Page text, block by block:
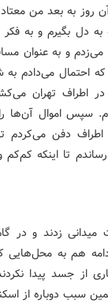
روز به بعد من
دل بگیرم و به
می‌زدم و به عنوان
احتمال می‌دادم
اطراف تهران
سپس اموال
دفن می‌کردم
مدت ۲۶‌زن را به قتل رساندم
میدانی زدند و در
هم به محل‌هایی
از جسد پیدا
سبب دوباره از